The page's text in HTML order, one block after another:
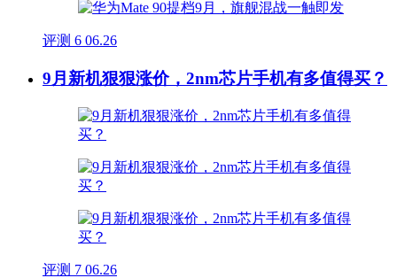
评测 6 06.26
9月新机狠狠涨价，2nm芯片手机有多值得买？
评测 7 06.26